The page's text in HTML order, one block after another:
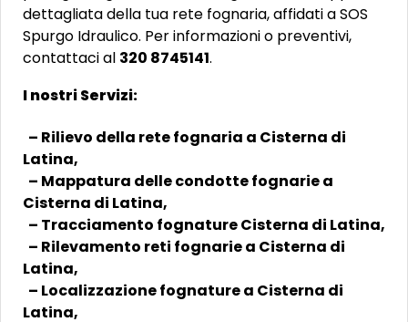
dettagliata della tua rete fognaria, affidati a SOS
Spurgo Idraulico. Per informazioni o preventivi,
contattaci al 320 8745141.
I nostri Servizi:
– Rilievo della rete fognaria a Cisterna di
Latina,
– Mappatura delle condotte fognarie a
Cisterna di Latina,
– Tracciamento fognature Cisterna di Latina,
– Rilevamento reti fognarie a Cisterna di
Latina,
– Localizzazione fognature a Cisterna di
Latina,